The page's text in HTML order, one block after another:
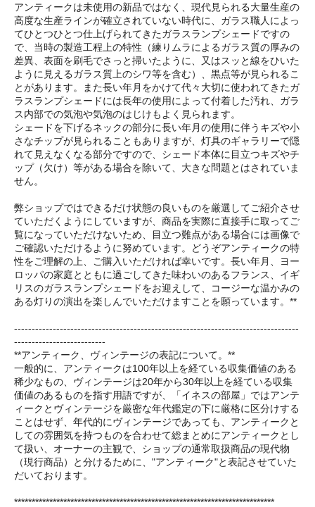
アンティークは未使用の新品ではなく、現代見られる大量生産の
高度な生産ラインが確立されていない時代に、ガラス職人によっ
てひとつひとつ仕上げられてきたガラスランプシェードですの
で、当時の製造工程上の特性（練りムラによるガラス質の厚みの
差異、表面を刷毛でさっと掃いたように、又はスッと線をひいた
ように見えるガラス質上のシワ等を含む）、黒点等が見られるこ
とがあります。また長い年月をかけて代々大切に使われてきたガ
ラスランプシェードには長年の使用によって付着した汚れ、ガラ
ス内部での気泡や気泡のはじけもよく見られます。
シェードを下げるネックの部分に長い年月の使用に伴うキズや小
さなチップが見られることもありますが、灯具のギャラリーで隠
れて見えなくなる部分ですので、シェード本体に目立つキズやチ
ップ（欠け）等がある場合を除いて、大きな問題とはされていま
せん。
弊ショップではできるだけ状態の良いものを厳選してご紹介させ
ていただくようにしていますが、商品を実際に直接手に取ってご
覧になっていただけないため、目立つ難点がある場合には画像で
ご確認いただけるように努めています。どうぞアンティークの特
性をご理解の上、ご購入いただければ幸いです。長い年月、ヨー
ロッパの家庭とともに過ごしてきた味わいのあるフランス、イギ
リスのガラスランプシェードをお迎えして、コージーな温かみの
ある灯りの演出を楽しんでいただけますことを願っています。**
---------------------------------------------------------------------------------
--------------------------
**アンティーク、ヴィンテージの表記について。**
一般的に、アンティークは100年以上を経ている収集価値のある
稀少なもの、ヴィンテージは20年から30年以上を経ている収集
価値のあるものを指す用語ですが、「イネスの部屋」ではアンテ
ィークとヴィンテージを厳密な年代鑑定の下に厳格に区分けする
ことはせず、年代的にヴィンテージであっても、アンティークと
しての雰囲気を持つものを合わせて総まとめにアンティークとし
て扱い、オーナーの主観で、ショップの通常取扱商品の現代物
（現行商品）と分けるために、"アンティーク"と表記させていた
だいております。
**************************************************************************